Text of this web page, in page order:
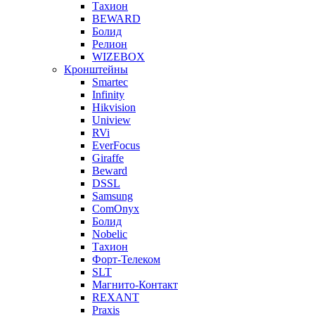
Тахион
BEWARD
Болид
Релион
WIZEBOX
Кронштейны
Smartec
Infinity
Hikvision
Uniview
RVi
EverFocus
Giraffe
Beward
DSSL
Samsung
ComOnyx
Болид
Nobelic
Тахион
Форт-Телеком
SLT
Магнито-Контакт
REXANT
Praxis